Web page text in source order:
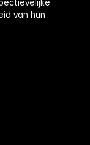
van hun